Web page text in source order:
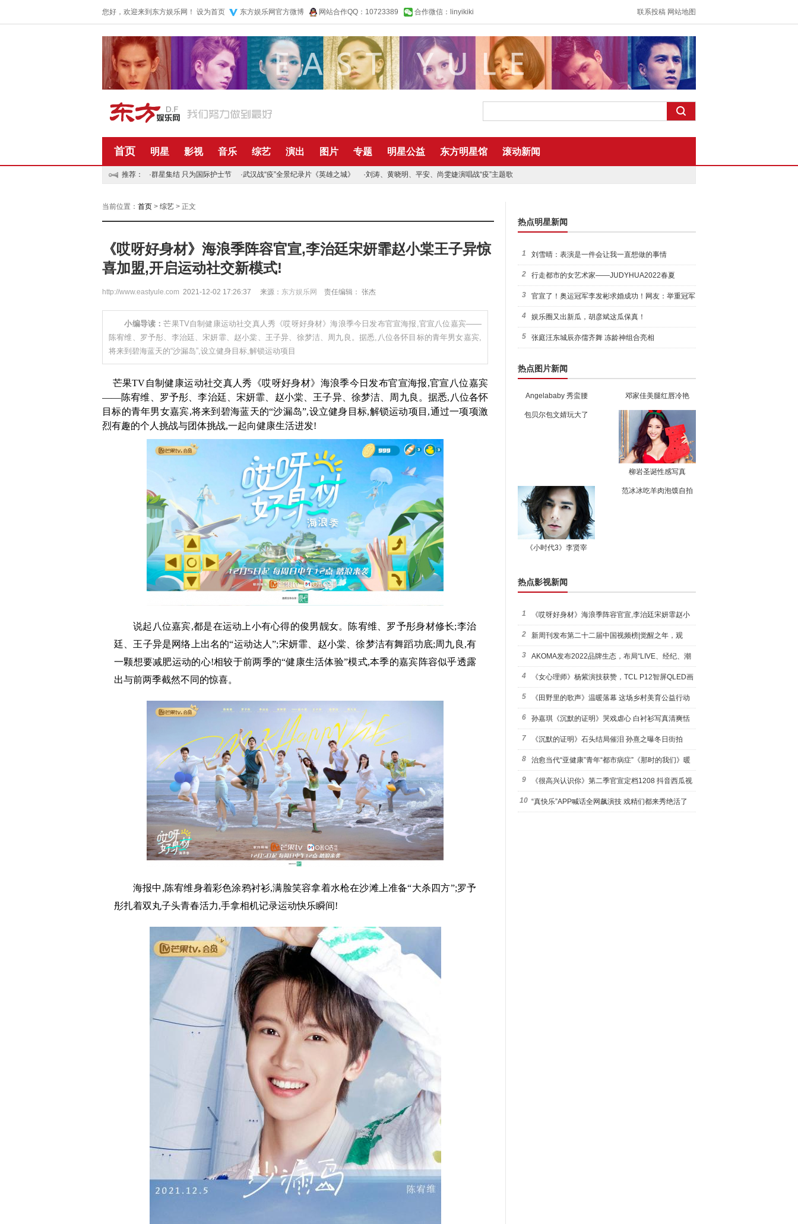
您好，欢迎来到东方娱乐网！ 设为首页 东方娱乐网官方微博 网站合作QQ：10723389 合作微信：linyikiki 联系投稿 网站地图
首页 明星 影视 音乐 综艺 演出 图片 专题 明星公益 东方明星馆 滚动新闻
推荐： ·群星集结 只为国际护士节 ·武汉战“疫”全景纪录片《英雄之城》 ·刘涛、黄晓明、平安、尚雯婕演唱战“疫”主题歌
当前位置： 首页 > 综艺 > 正文
《哎呀好身材》海浪季阵容官宣,李治廷宋妍霏赵小棠王子异惊
喜加盟,开启运动社交新模式!
http://www.eastyule.com 2021-12-02 17:26:37 来源： 东方娱乐网 责任编辑： 张杰
小编导读：芒果TV自制健康运动社交真人秀《哎呀好身材》海浪季今日发布官宣海报,官宣八位嘉宾——
陈宥维、罗予彤、李治廷、宋妍霏、赵小棠、王子异、徐梦洁、周九良。据悉,八位各怀目标的青年男女嘉宾,
将来到碧海蓝天的“沙漏岛”,设立健身目标,解锁运动项目
芒果TV自制健康运动社交真人秀《哎呀好身材》海浪季今日发布官宣海报,官宣八位嘉宾
——陈宥维、罗予彤、李治廷、宋妍霏、赵小棠、王子异、徐梦洁、周九良。据悉,八位各怀
目标的青年男女嘉宾,将来到碧海蓝天的“沙漏岛”,设立健身目标,解锁运动项目,通过一项项激
烈有趣的个人挑战与团体挑战,一起向健康生活进发!
说起八位嘉宾,都是在运动上小有心得的俊男靓女。陈宥维、罗予彤身材修长;李治
廷、王子异是网络上出名的“运动达人”;宋妍霏、赵小棠、徐梦洁有舞蹈功底;周九良,有
一颗想要减肥运动的心!相较于前两季的“健康生活体验”模式,本季的嘉宾阵容似乎透露
出与前两季截然不同的惊喜。
海报中,陈宥维身着彩色涂鸦衬衫,满脸笑容拿着水枪在沙滩上准备“大杀四方”;罗予
彤扎着双丸子头青春活力,手拿相机记录运动快乐瞬间!
热点明星新闻
1 刘雪晴：表演是一件会让我一直想做的事情
2 行走都市的女艺术家——JUDYHUA2022春夏
3 官宣了！奥运冠军李发彬求婚成功！网友：举重冠军
的承诺真
4 娱乐圈又出新瓜，胡彦斌这瓜保真！
5 张庭汪东城辰亦儒齐舞 冻龄神组合亮相
热点图片新闻
Angelababy 秀蛮腰 邓家佳美腿红唇冷艳
包贝尔包文婧玩大了
柳岩圣诞性感写真
《小时代3》李贤宰
范冰冰吃羊肉泡馍自拍
热点影视新闻
1 《哎呀好身材》海浪季阵容官宣,李治廷宋妍霏赵小
棠王子异
2 新周刊发布第二十二届中国视频榜|觉醒之年，观
众“求真”
3 AKOMA发布2022品牌生态，布局“LIVE、经纪、潮
流、艺术”
4 《女心理师》杨紫演技获赞，TCL P12智屏QLED画
质完美呈现
5 《田野里的歌声》温暖落幕 这场乡村美育公益行动
仍在继续
6 孙嘉琪《沉默的证明》哭戏虐心 白衬衫写真清爽恬
淡
7 《沉默的证明》石头结局催泪 孙熹之曝冬日街拍
8 治愈当代“亚健康”青年“都市病症”《那时的我们》暖
心来
9 《很高兴认识你》第二季官宣定档1208 抖音西瓜视
频今
10 “真快乐”APP喊话全网飙演技 戏精们都来秀绝活了